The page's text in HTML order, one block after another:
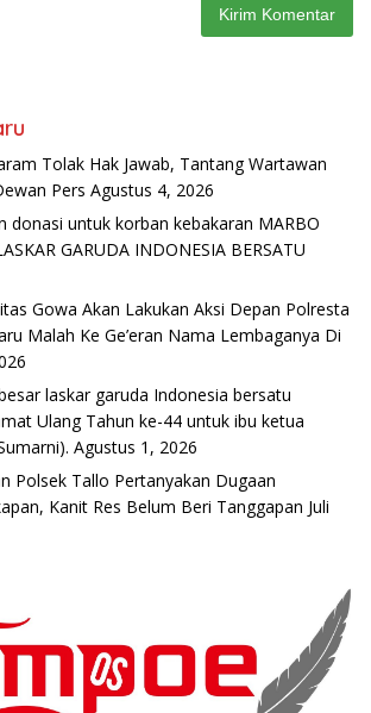
Tolak Hak Jawab, Tantang Wartawan
Pers Agustus 4, 2026
donasi untuk korban kebakaran MARBO
GARUDA INDONESIA BERSATU
Gowa Akan Lakukan Aksi Depan Polresta
Malah Ke Ge’eran Nama Lembaganya Di
laskar garuda Indonesia bersatu
Ulang Tahun ke-44 untuk ibu ketua
Agustus 1, 2026
Polsek Tallo Pertanyakan Dugaan
Kanit Res Belum Beri Tanggapan Juli